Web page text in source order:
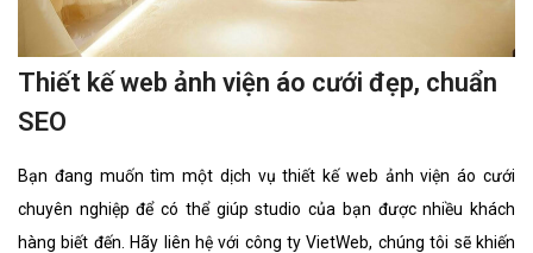
Thiết kế web ảnh viện áo cưới đẹp, chuẩn
SEO
Bạn đang muốn tìm một dịch vụ thiết kế web ảnh viện áo cưới
chuyên nghiệp để có thể giúp studio của bạn được nhiều khách
hàng biết đến. Hãy liên hệ với công ty VietWeb, chúng tôi sẽ khiến